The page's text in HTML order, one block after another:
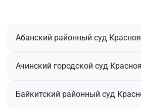
Абанский районный суд
Ачинский городской суд
Байкитский районный суд